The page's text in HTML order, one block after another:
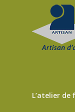
L’atelier